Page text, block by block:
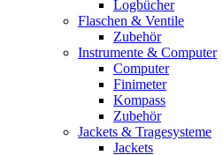
Logbücher
Flaschen & Ventile
Zubehör
Instrumente & Computer
Computer
Finimeter
Kompass
Zubehör
Jackets & Tragesysteme
Jackets